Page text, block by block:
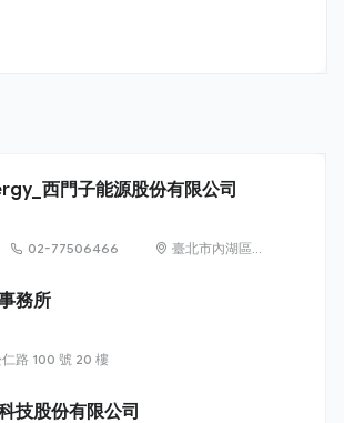
西門子能源股份有限公司
02-77506466
臺北市內湖區
務所
路 100 號 20 樓
技股份有限公司